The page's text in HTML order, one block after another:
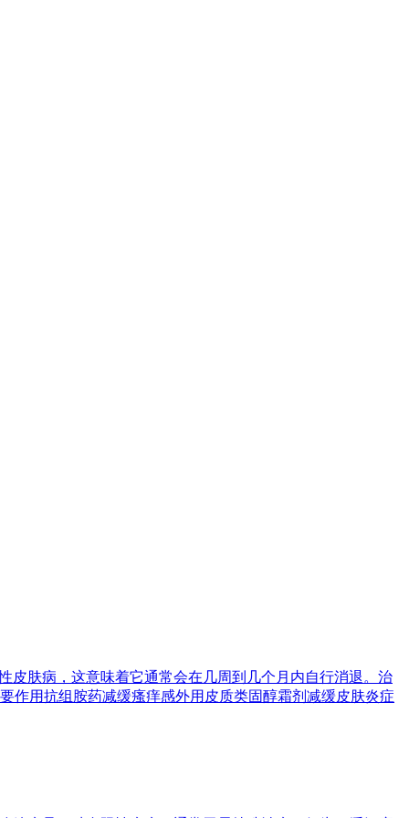
皮肤病，这意味着它通常会在几周到几个月内自行消退。治
作用抗组胺药减缓瘙痒感外用皮质类固醇霜剂减缓皮肤炎症